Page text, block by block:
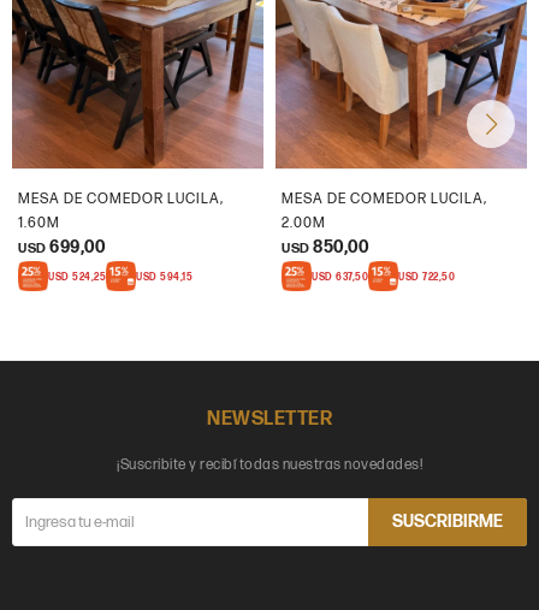
MESA DE COMEDOR LUCILA,
1.60M
USD 699,00
USD 524,25 USD 594,15
MESA DE COMEDOR LUCILA,
2.00M
USD 850,00
USD 637,50 USD 722,50
NEWSLETTER
¡Suscribite y recibí todas nuestras novedades!
SUSCRIBIRME